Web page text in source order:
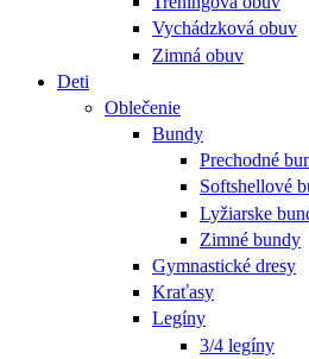
Vychádzková obuv
Zimná obuv
Deti
Oblečenie
Bundy
Prechodné
Softshellové
Lyžiarske
Zimné bundy
Gymnastické dresy
Kraťasy
Legíny
3/4 legíny